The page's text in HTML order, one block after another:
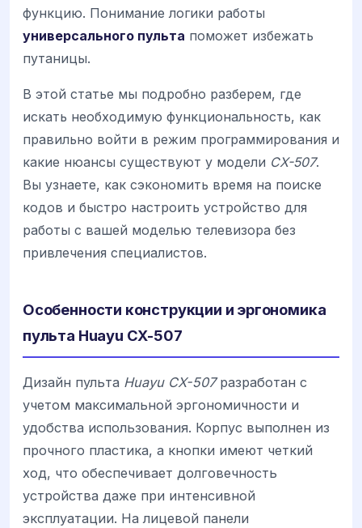
функцию. Понимание логики работы
универсального пульта поможет избежать
путаницы.
В этой статье мы подробно разберем, где
искать необходимую функциональность, как
правильно войти в режим программирования и
какие нюансы существуют у модели CX-507.
Вы узнаете, как сэкономить время на поиске
кодов и быстро настроить устройство для
работы с вашей моделью телевизора без
привлечения специалистов.
Особенности конструкции и эргономика
пульта Huayu CX-507
Дизайн пульта Huayu CX-507разработан с
учетом максимальной эргономичности и
удобства использования. Корпус выполнен из
прочного пластика, а кнопки имеют четкий
ход, что обеспечивает долговечность
устройства даже при интенсивной
эксплуатации. На лицевой панели